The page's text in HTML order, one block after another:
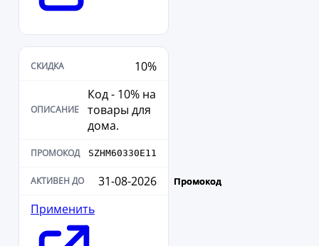
10%
Код - 10% на
товары для
дома.
SZHM60330E11
31-08-2026
Применить